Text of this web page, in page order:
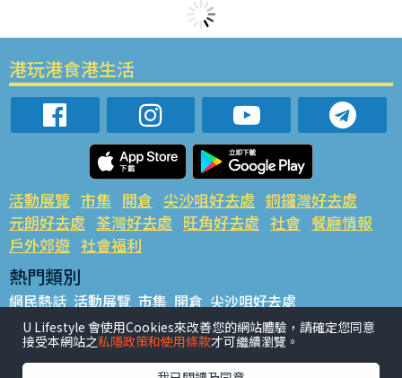
港玩港食港生活
活動展覽 市集 開倉 尖沙咀好去處 銅鑼灣好去處
元朗好去處 荃灣好去處 旺角好去處 社會 餐廳情報
戶外郊遊 社會福利
熱門類別
網民熱話 活動展覽 市集 開倉 尖沙咀好去處
銅鑼灣好去處 元朗好去處 荃灣好去處 旺角好去處 社會
餐廳情報 戶外郊遊
U Lifestyle 會使用Cookies來改善您的網站體驗，請確定您同意
接受本網站之私隱政策和使用條款才可繼續瀏覽。